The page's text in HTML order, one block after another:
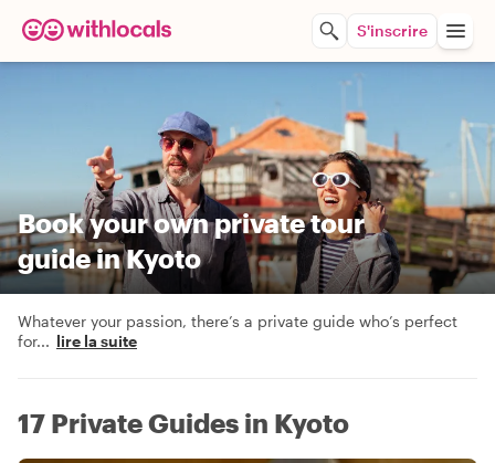
S'inscrire
Book your own private tour
guide in Kyoto
Whatever your passion, there’s a private guide who’s perfect
for... lire la suite
17 Private Guides in Kyoto